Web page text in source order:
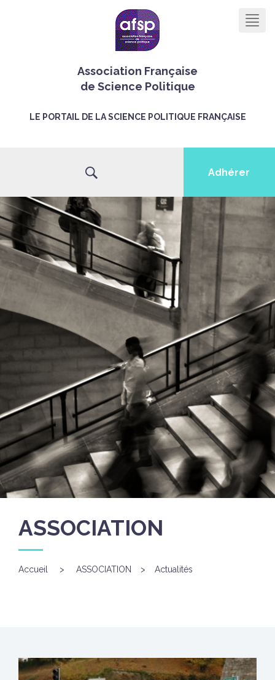
Association Française
de Science Politique
LE PORTAIL DE LA SCIENCE POLITIQUE FRANÇAISE
Adhérer
ASSOCIATION
Accueil > ASSOCIATION > Actualités